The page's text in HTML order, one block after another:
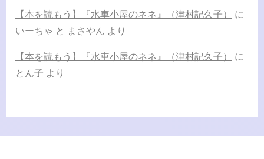
【本を読もう】『水車小屋のネネ』（津村記久子）
に
いーちゃ と まさやん より
【本を読もう】『水車小屋のネネ』（津村記久子）
に
とん子 より